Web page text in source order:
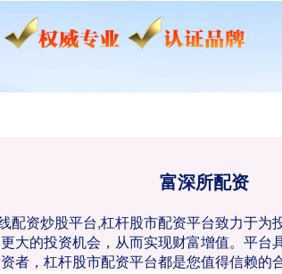
富深所配资
配资炒股平台,杠杆股市配资平台致力于
大的投资机会，从而实现财富增值。平
者，杠杆股市配资平台都是您值得信赖的